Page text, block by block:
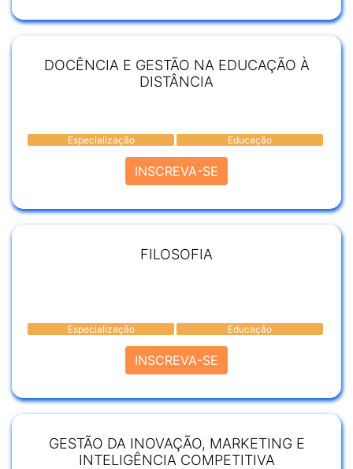
DOCÊNCIA E GESTÃO NA EDUCAÇÃO À
DISTÂNCIA
Especialização Educação
INSCREVA-SE
FILOSOFIA
Especialização Educação
INSCREVA-SE
GESTÃO DA INOVAÇÃO, MARKETING E
INTELIGÊNCIA COMPETITIVA